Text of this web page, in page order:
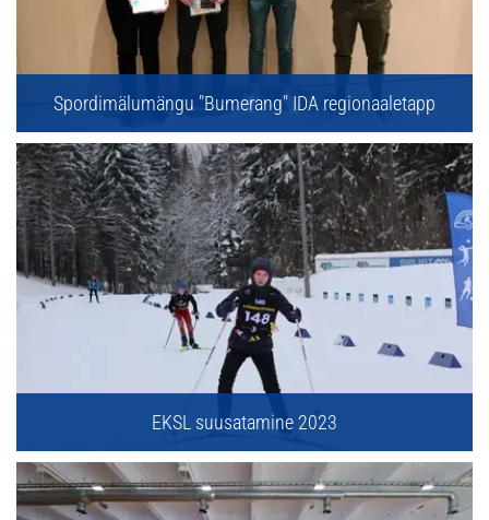
Spordimälumängu "Bumerang" IDA regionaaletapp
EKSL suusatamine 2023